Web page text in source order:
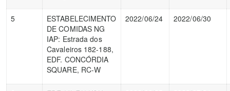
5
ESTABELECIMENTO
DE COMIDAS NG
IAP: Estrada dos
Cavaleiros 182-188,
EDF. CONCÓRDIA
SQUARE, RC-W
2022/06/24 2022/06/30